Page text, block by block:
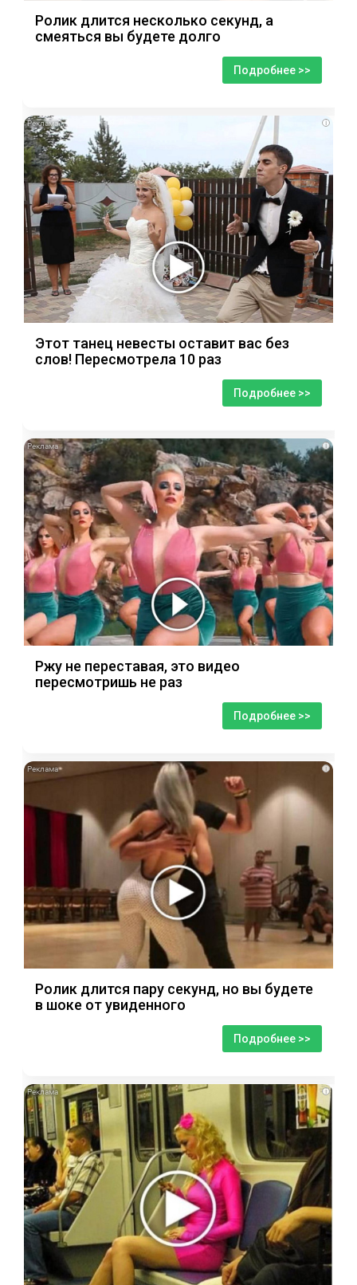
Ролик длится несколько секунд, а
смеяться вы будете долго
Подробнее >>
i
Этот танец невесты оставит вас без
слов! Пересмотрела 10 раз
Подробнее >>
i
Ржу не переставая, это видео
пересмотришь не раз
Подробнее >>
i
Ролик длится пару секунд, но вы будете
в шоке от увиденного
Подробнее >>
i